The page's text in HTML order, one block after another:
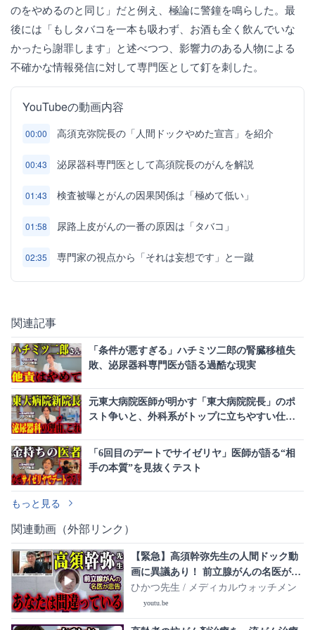
のをやめるのと同じ」だと例え、極論に警鐘を鳴らした。最
後には「もしタバコを一本も吸わず、お酒も全く飲んでいな
かったら謝罪します」と述べつつ、影響力のある人物による
不確かな情報発信に対して専門医として釘を刺した。
YouTubeの動画内容
00:00 高須克弥院長の「人間ドックやめた宣言」を紹介
00:43 泌尿器科専門医として高須院長のがんを解説
01:43 検査被曝とがんの因果関係は「極めて低い」
01:58 尿路上皮がんの一番の原因は「タバコ」
02:35 専門家の視点から「それは妄想です」と一蹴
関連記事
「条件が悪すぎる」ハチミツ二郎の腎臓移植失
敗、泌尿器科専門医が語る過酷な現実
元東大病院医師が明かす「東大病院院長」のポ
スト争いと、外科系がトップに立ちやすい仕組
「6回目のデートでサイゼリヤ」医師が語る“相
手の本質”を見抜くテスト
もっと見る
関連動画（外部リンク）
【緊急】高須幹弥先生の人間ドック動
画に異議あり！ 前立腺がんの名医が正
しい知識を解説します
ひかつ先生 / メディカルウォッチメン
youtu.be